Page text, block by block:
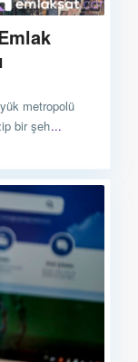
metropolü
bir şeh...